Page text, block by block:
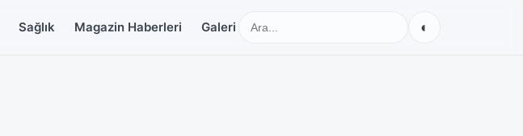
Sağlık Magazin Haberleri Galeri ◐